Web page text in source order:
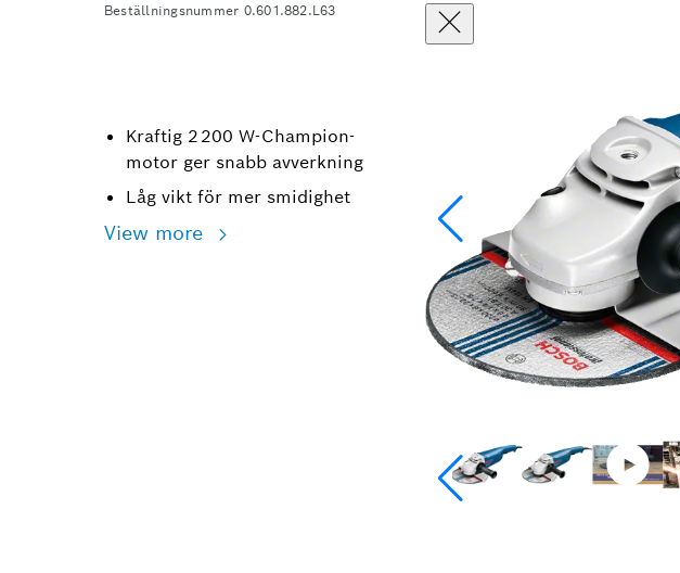
Beställningsnummer 0.601.882.L63
Kraftig 2 200 W-Champion-
motor ger snabb avverkning
Låg vikt för mer smidighet
View more